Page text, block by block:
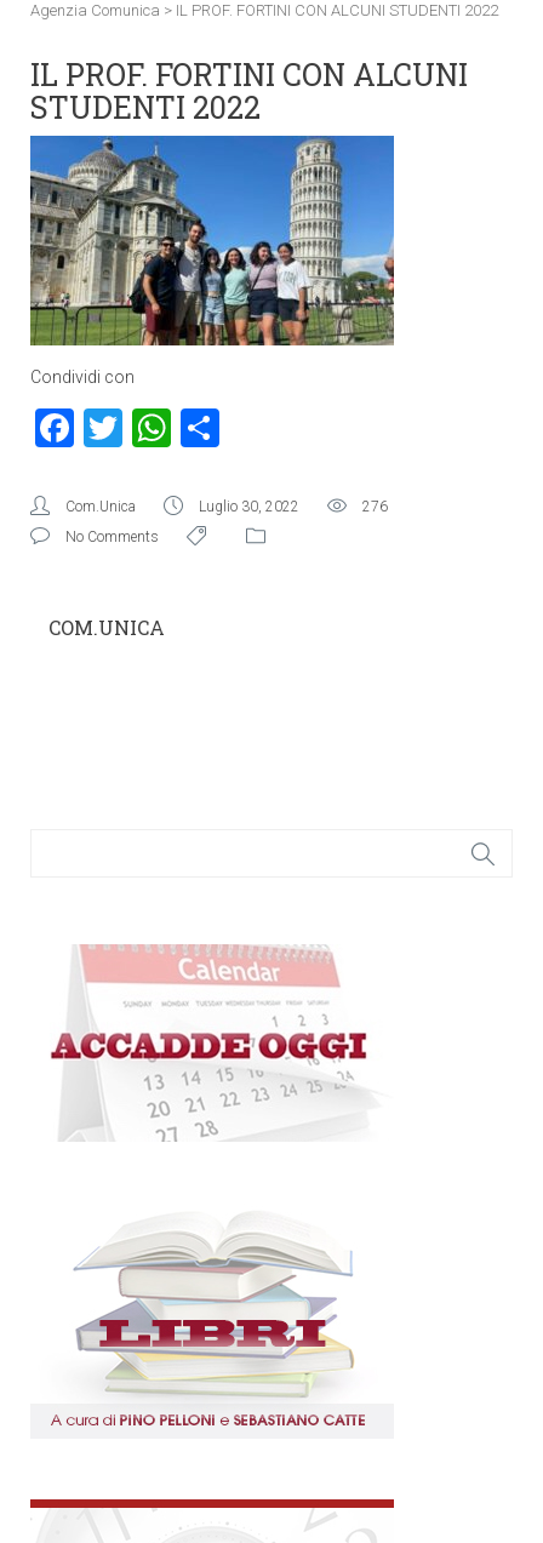
Agenzia Comunica > IL PROF. FORTINI CON ALCUNI STUDENTI 2022
IL PROF. FORTINI CON ALCUNI
STUDENTI 2022
Condividi con
Facebook
TwitterWhatsApp
Com.Unica Luglio 30, 2022
276
No Comments
COM.UNICA